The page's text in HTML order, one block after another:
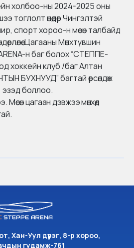
холбоо-ны 2024-2025 оны
өнөөдөрЧингэлтэй
спорт хороо-н мөсөн талбайд
Цагааны Мөнхтүвшин
-н баг болох “СТЕППЕ-
хоккейн клуб /баг Алтан
БУХНУУД” багтай өрсөлдөж
боллоо.
Мөсөн цагаан дэвжээ мөнхөд
Хан-Уул дүүрэг, 8-р хороо,
гудамж-761